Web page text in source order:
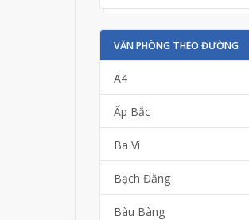
VĂN PHÒNG THEO ĐƯỜNG
A4
Ấp Bắc
Ba Vì
Bạch Đằng
Bàu Bàng